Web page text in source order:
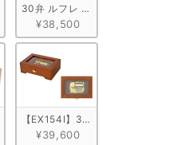
ールナット ブラウン
30弁 ルフレ メープル ホワイト
¥38,500
メープル【EX154I】30弁 ORPHEUS オン
¥39,600